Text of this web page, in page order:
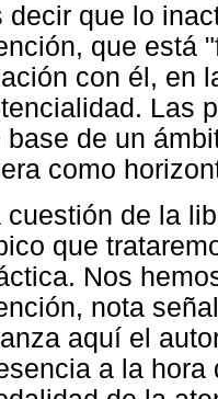
decir que lo
que está
con él, en
Las
base de un
como
cuestión de la
que
Nos
nota
aquí el
a la hora